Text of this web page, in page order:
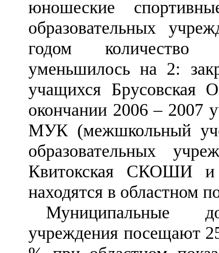
юношеские
образовательных
годом количество
уменьшилось на 2:
учащихся
окончании 2006–2007
МУК (межшкольный
образовательных
Квитокская
находятся в областном
Муниципальные
учреждения посещают